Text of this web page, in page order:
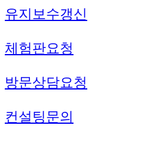
유지보수갱신
체험판요청
방문상담요청
컨설팅문의